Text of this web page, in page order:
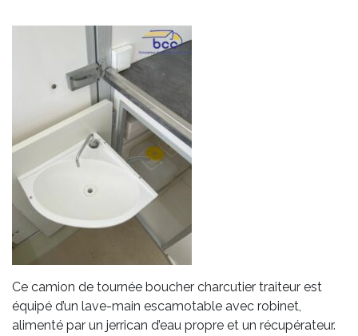
Ce camion de tournée boucher charcutier traiteur est
équipé d’un lave-main escamotable avec robinet,
alimenté par un jerrican d’eau propre et un récupérateur.